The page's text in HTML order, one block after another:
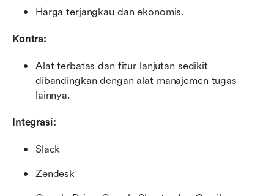
Harga terjangkau dan ekonomis.
Kontra:
Alat terbatas dan fitur lanjutan sedikit
dibandingkan dengan alat manajemen tugas
lainnya.
Integrasi:
Slack
Zendesk